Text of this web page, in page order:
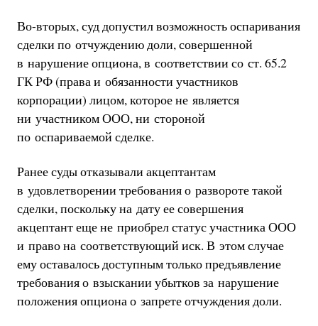
Во-вторых, суд допустил возможность оспаривания
сделки по отчуждению доли, совершенной
в нарушение опциона, в соответствии со ст. 65.2
ГК РФ (права и обязанности участников
корпорации) лицом, которое не является
ни участником ООО, ни стороной
по оспариваемой сделке.
Ранее суды отказывали акцептантам
в удовлетворении требования о развороте такой
сделки, поскольку на дату ее совершения
акцептант еще не приобрел статус участника ООО
и право на соответствующий иск. В этом случае
ему оставалось доступным только предъявление
требования о взыскании убытков за нарушение
положения опциона о запрете отчуждения доли.